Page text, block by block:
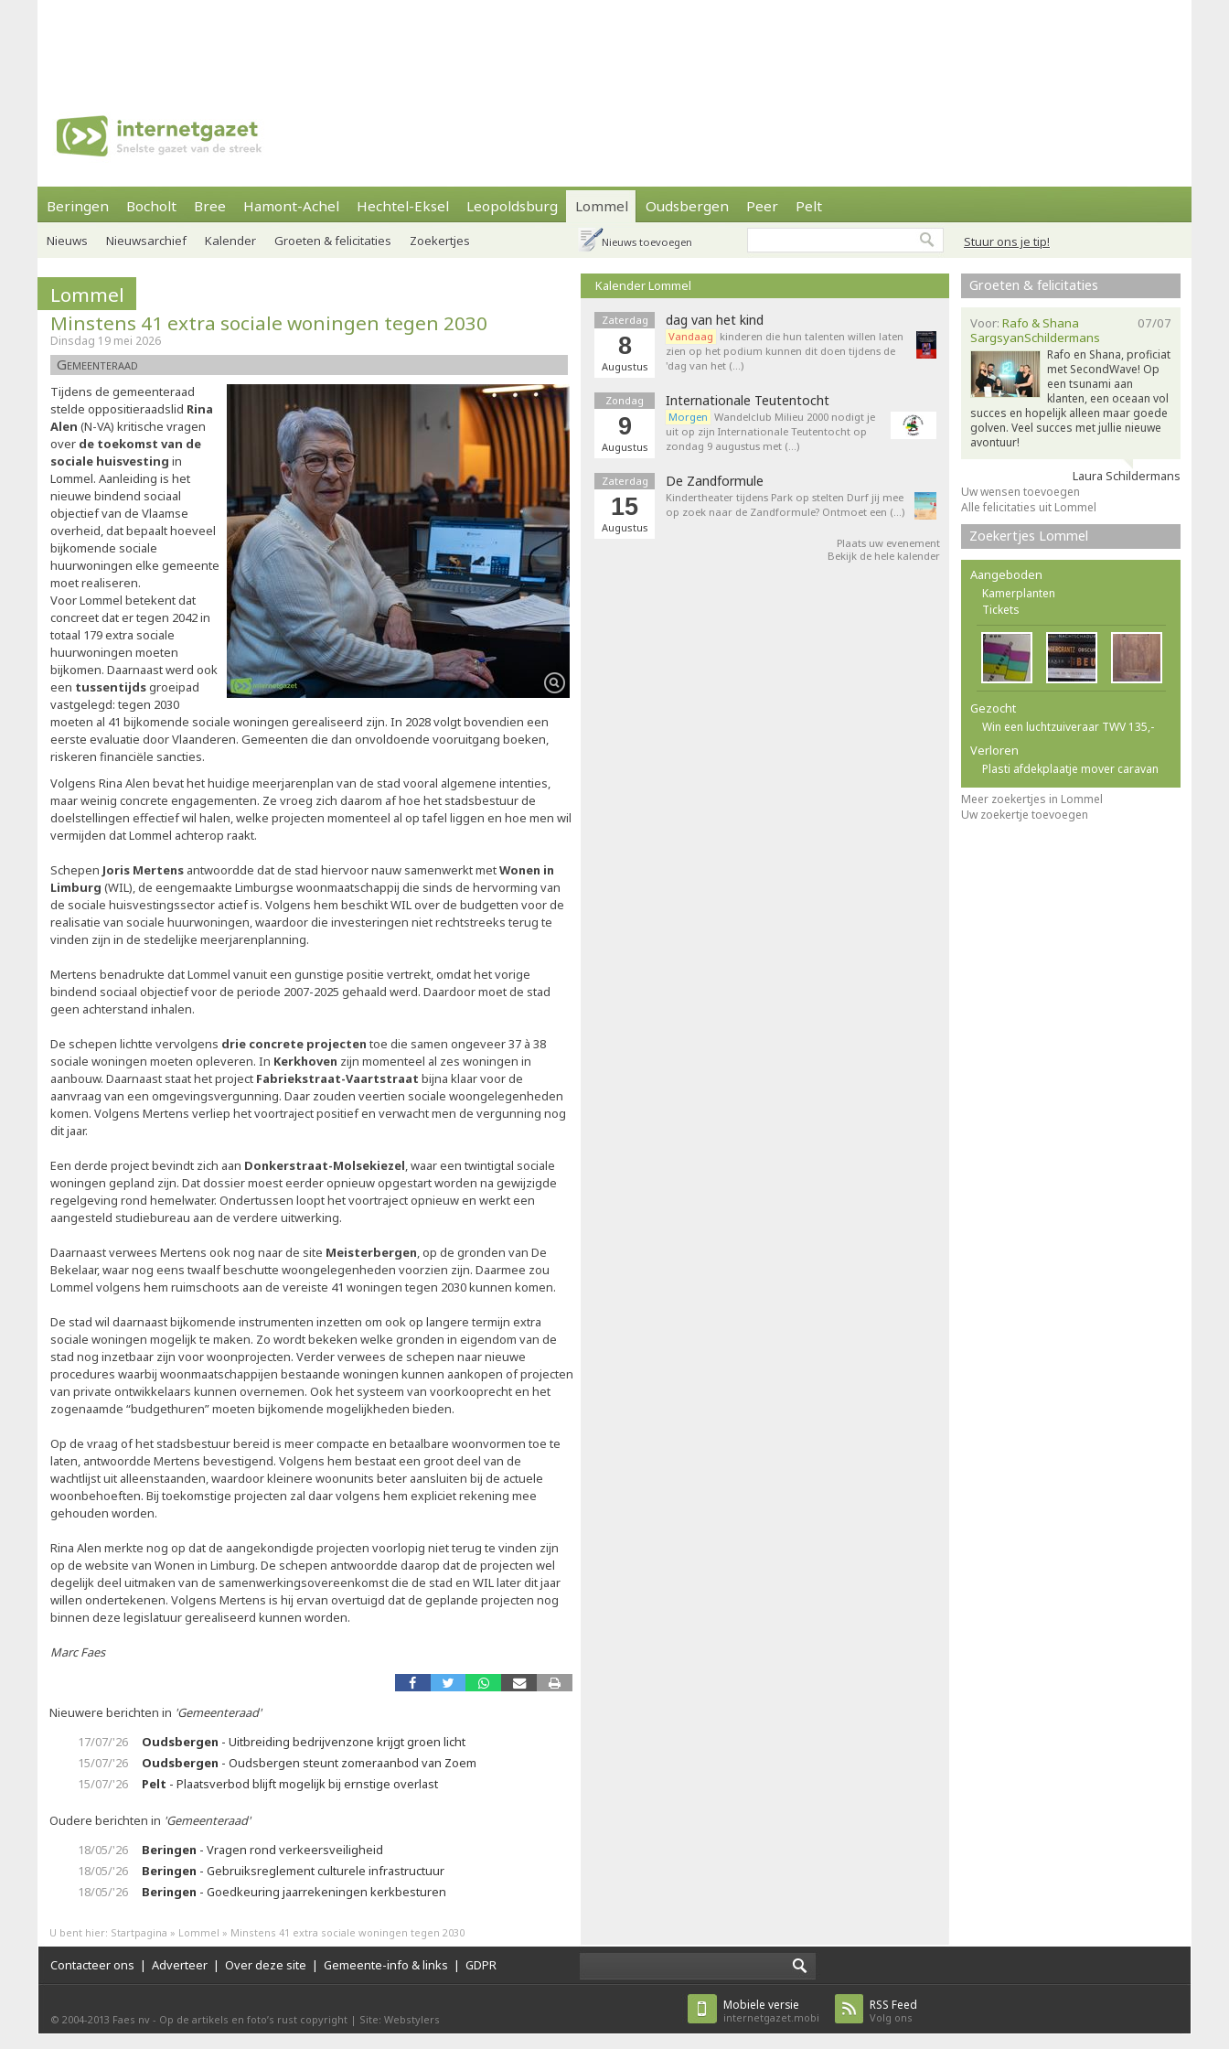
Beringen Bocholt Bree Hamont-Achel Hechtel-Eksel Leopoldsburg Lommel Oudsbergen Peer Pelt
Stuur ons je tip!
Nieuws Nieuwsarchief Kalender Groeten & felicitaties Zoekertjes Nieuws toevoegen
Lommel
Minstens 41 extra sociale woningen tegen 2030
Dinsdag 19 mei 2026
Gemeenteraad
Tijdens de gemeenteraad
stelde oppositieraadslid Rina
Alen (N-VA) kritische vragen
over de toekomst van de
sociale huisvesting in
Lommel. Aanleiding is het
nieuwe bindend sociaal
objectief van de Vlaamse
overheid, dat bepaalt hoeveel
bijkomende sociale
huurwoningen elke gemeente
moet realiseren.
Voor Lommel betekent dat
concreet dat er tegen 2042 in
totaal 179 extra sociale
huurwoningen moeten
bijkomen. Daarnaast werd ook
een tussentijdsgroeipad
vastgelegd: tegen 2030
moeten al 41 bijkomende sociale woningen gerealiseerd zijn. In 2028 volgt bovendien een
eerste evaluatie door Vlaanderen. Gemeenten die dan onvoldoende vooruitgang boeken,
riskeren financiële sancties.
Volgens Rina Alen bevat het huidige meerjarenplan van de stad vooral algemene intenties,
maar weinig concrete engagementen. Ze vroeg zich daarom af hoe het stadsbestuur de
doelstellingen effectief wil halen, welke projecten momenteel al op tafel liggen en hoe men wil
vermijden dat Lommel achterop raakt.
Schepen Joris Mertens antwoordde dat de stad hiervoor nauw samenwerkt metWonen in
Limburg (WIL), de eengemaakte Limburgse woonmaatschappij die sinds de hervorming van
de sociale huisvestingssector actief is. Volgens hem beschikt WIL over de budgetten voor de
realisatie van sociale huurwoningen, waardoor die investeringen niet rechtstreeks terug te
vinden zijn in de stedelijke meerjarenplanning.
Mertens benadrukte dat Lommel vanuit een gunstige positie vertrekt, omdat het vorige
bindend sociaal objectief voor de periode 2007-2025 gehaald werd. Daardoor moet de stad
geen achterstand inhalen.
De schepen lichtte vervolgens drie concrete projecten toe die samen ongeveer 37 à 38
sociale woningen moeten opleveren. In Kerkhoven zijn momenteel al zes woningen in
aanbouw. Daarnaast staat het project Fabriekstraat-Vaartstraat bijna klaar voor de
aanvraag van een omgevingsvergunning. Daar zouden veertien sociale woongelegenheden
komen. Volgens Mertens verliep het voortraject positief en verwacht men de vergunning nog
dit jaar.
Een derde project bevindt zich aan Donkerstraat-Molsekiezel, waar een twintigtal sociale
woningen gepland zijn. Dat dossier moest eerder opnieuw opgestart worden na gewijzigde
regelgeving rond hemelwater. Ondertussen loopt het voortraject opnieuw en werkt een
aangesteld studiebureau aan de verdere uitwerking.
Daarnaast verwees Mertens ook nog naar de site Meisterbergen, op de gronden van De
Bekelaar, waar nog eens twaalf beschutte woongelegenheden voorzien zijn. Daarmee zou
Lommel volgens hem ruimschoots aan de vereiste 41 woningen tegen 2030 kunnen komen.
De stad wil daarnaast bijkomende instrumenten inzetten om ook op langere termijn extra
sociale woningen mogelijk te maken. Zo wordt bekeken welke gronden in eigendom van de
stad nog inzetbaar zijn voor woonprojecten. Verder verwees de schepen naar nieuwe
procedures waarbij woonmaatschappijen bestaande woningen kunnen aankopen of projecten
van private ontwikkelaars kunnen overnemen. Ook het systeem van voorkooprecht en het
zogenaamde “budgethuren” moeten bijkomende mogelijkheden bieden.
Op de vraag of het stadsbestuur bereid is meer compacte en betaalbare woonvormen toe te
laten, antwoordde Mertens bevestigend. Volgens hem bestaat een groot deel van de
wachtlijst uit alleenstaanden, waardoor kleinere woonunits beter aansluiten bij de actuele
woonbehoeften. Bij toekomstige projecten zal daar volgens hem expliciet rekening mee
gehouden worden.
Rina Alen merkte nog op dat de aangekondigde projecten voorlopig niet terug te vinden zijn
op de website van Wonen in Limburg. De schepen antwoordde daarop dat de projecten wel
degelijk deel uitmaken van de samenwerkingsovereenkomst die de stad en WIL later dit jaar
willen ondertekenen. Volgens Mertens is hij ervan overtuigd dat de geplande projecten nog
binnen deze legislatuur gerealiseerd kunnen worden.
Marc Faes
Nieuwere berichten in 'Gemeenteraad'
17/07/'26
Oudsbergen - Uitbreiding bedrijvenzone krijgt groen licht
15/07/'26
Oudsbergen - Oudsbergen steunt zomeraanbod van Zoem
15/07/'26
Pelt - Plaatsverbod blijft mogelijk bij ernstige overlast
Oudere berichten in 'Gemeenteraad'
18/05/'26
Beringen - Vragen rond verkeersveiligheid
18/05/'26
Beringen - Gebruiksreglement culturele infrastructuur
18/05/'26
Beringen - Goedkeuring jaarrekeningen kerkbesturen
Kalender Lommel
Zaterdag
8
Augustus
dag van het kind
Vandaag kinderen die hun talenten willen laten
zien op het podium kunnen dit doen tijdens de
'dag van het (…)
Zondag
9
Augustus
Internationale Teutentocht
Morgen Wandelclub Milieu 2000 nodigt je
uit op zijn Internationale Teutentocht op
zondag 9 augustus met (…)
Zaterdag
15
Augustus
De Zandformule
Kindertheater tijdens Park op stelten Durf jij mee
op zoek naar de Zandformule? Ontmoet een (…)
Plaats uw evenement
Bekijk de hele kalender
Groeten & felicitaties
07/07
Voor: Rafo & Shana
SargsyanSchildermans
Rafo en Shana, proficiat
met SecondWave! Op
een tsunami aan
klanten, een oceaan vol
succes en hopelijk alleen maar goede
golven. Veel succes met jullie nieuwe
avontuur!
Laura Schildermans
Uw wensen toevoegen
Alle felicitaties uit Lommel
Zoekertjes Lommel
Aangeboden
Kamerplanten
Tickets
Gezocht
Win een luchtzuiveraar TWV 135,-
Verloren
Plasti afdekplaatje mover caravan
Meer zoekertjes in Lommel
Uw zoekertje toevoegen
U bent hier: Startpagina » Lommel » Minstens 41 extra sociale woningen tegen 2030
Contacteer ons | Adverteer | Over deze site | Gemeente-info & links | GDPR
© 2004-2013 Faes nv - Op de artikels en foto’s rust copyright | Site: Webstylers
RSS Feed
Volg ons
Mobiele versie
internetgazet.mobi